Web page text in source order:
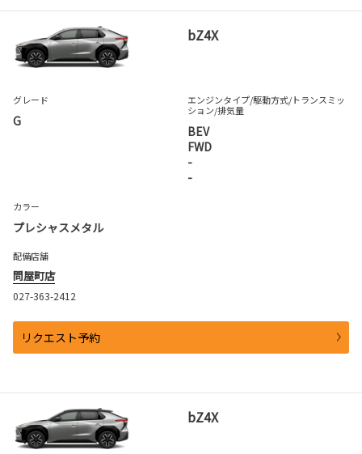
bZ4X
グレード
G
エンジンタイプ/駆動方式/トランスミッ
ション/排気量
BEV
FWD
-
-
カラー
プレシャスメタル
配備店舗
問屋町店
027-363-2412
リクエスト予約
bZ4X